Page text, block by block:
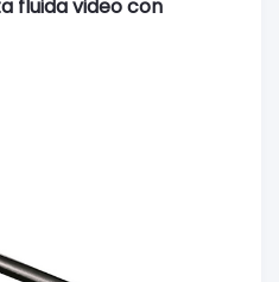
fluida video con